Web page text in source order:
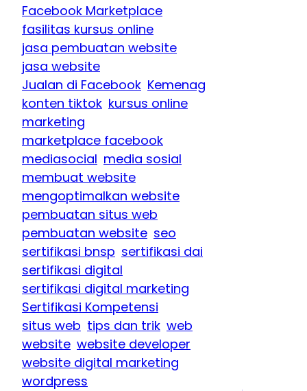
Facebook Marketplace
fasilitas kursus online
jasa pembuatan website
jasa website
Jualan di Facebook Kemenag
konten tiktok kursus online
marketing
marketplace facebook
mediasocial media sosial
membuat website
mengoptimalkan website
pembuatan situs web
pembuatan website seo
sertifikasi bnsp sertifikasi dai
sertifikasi digital
sertifikasi digital marketing
Sertifikasi Kompetensi
situs web tips dan trik web
website website developer
website digital marketing
wordpress